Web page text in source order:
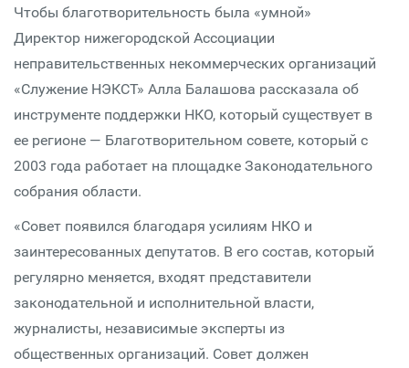
Чтобы благотворительность была «умной»
Директор нижегородской Ассоциации
неправительственных некоммерческих организаций
«Служение НЭКСТ» Алла Балашова рассказала об
инструменте поддержки НКО, который существует в
ее регионе — Благотворительном совете, который с
2003 года работает на площадке Законодательного
собрания области.
«Совет появился благодаря усилиям НКО и
заинтересованных депутатов. В его состав, который
регулярно меняется, входят представители
законодательной и исполнительной власти,
журналисты, независимые эксперты из
общественных организаций. Совет должен